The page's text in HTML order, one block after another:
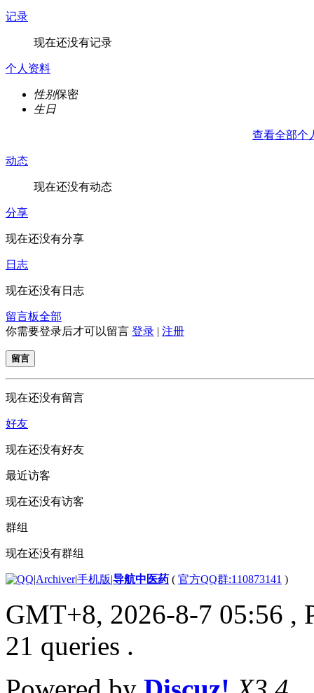
记录
现在还没有记录
个人资料
性别保密
生日
查看全部个
动态
现在还没有动态
分享
现在还没有分享
日志
现在还没有日志
留言板全部
你需要登录后才可以留言 登录 | 注册
留言
现在还没有留言
好友
现在还没有好友
最近访客
现在还没有访客
群组
现在还没有群组
|Archiver|手机版|导航中医药 ( 官方QQ群:110873141 )
GMT+8, 2026-8-7 05:56 ,
21 queries .